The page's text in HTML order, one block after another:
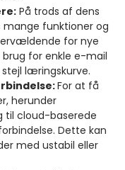
På trods af dens
mange funktioner og
for nye
for enkle e-mail
læringskurve.
For at få
herunder
til cloud-baserede
Dette kan
med ustabil eller